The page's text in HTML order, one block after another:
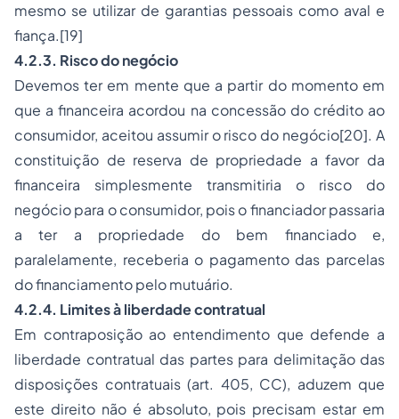
mesmo se utilizar de garantias pessoais como aval e
fiança.[19]
4.2.3. Risco do negócio
Devemos ter em mente que a partir do momento em
que a financeira acordou na concessão do crédito ao
consumidor, aceitou assumir o risco do negócio[20]. A
constituição de reserva de propriedade a favor da
financeira simplesmente transmitiria o risco do
negócio para o consumidor, pois o financiador passaria
a ter a propriedade do bem financiado e,
paralelamente, receberia o pagamento das parcelas
do financiamento pelo mutuário.
4.2.4. Limites à liberdade contratual
Em contraposição ao entendimento que defende a
liberdade contratual das partes para delimitação das
disposições contratuais (art. 405, CC), aduzem que
este direito não é absoluto, pois precisam estar em